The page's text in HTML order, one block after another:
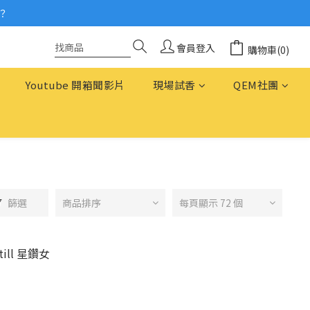
會員登入 購物車(0)
Youtube 開箱聞影片 現場試香 QEM社團
篩選 商品排序 每頁顯示 72 個